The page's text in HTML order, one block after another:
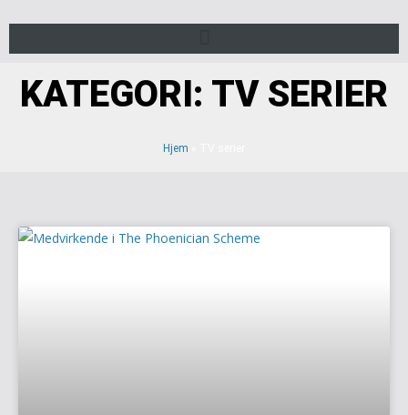
KATEGORI: TV SERIER
Hjem